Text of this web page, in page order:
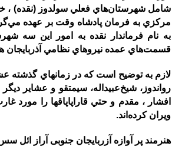
شامل شهرستان‌هاي فعلي سولدوز(نقده) ،
مركزي به فرمان پادشاه وقت بر عهده
به نام فرماندار نقده به امور اين سه
قسمت‌هاي عمده نيروهاي نظامي
لازم به توضيح است كه در زمانهاي گذشته
رواندوز، شيخ‌عبيداله، سيمتقو و عشاير
افشار ، مقدم و حتي قاراپاپاقها را مورد
ويران كرده‌اند.
هنرمند پر آوازه آزربایجان جنوبی آراز ائل